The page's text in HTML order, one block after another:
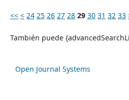
<< < 24 25 26 27 28 29 30 31 32 33
También puede
Open Journal Systems